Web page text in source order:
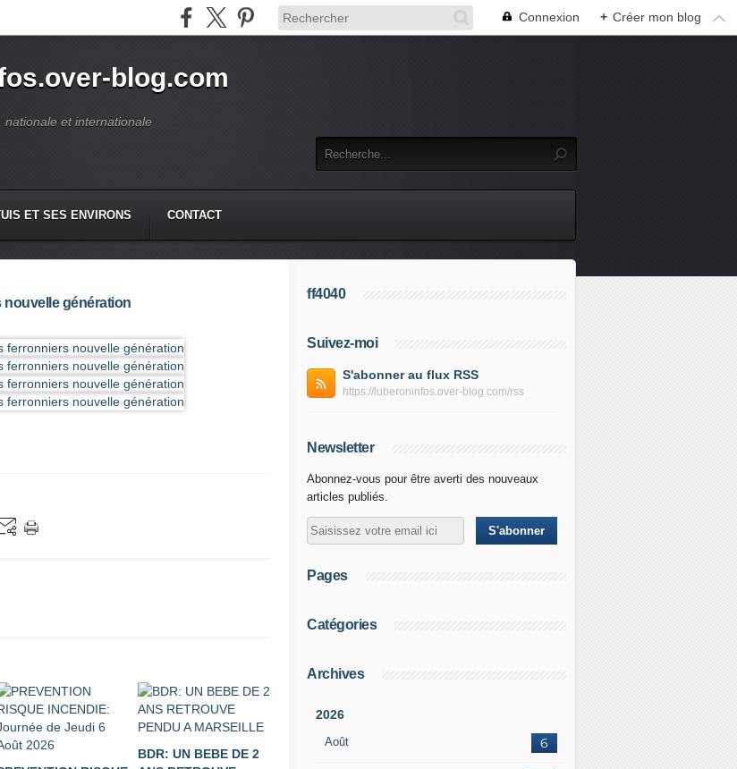
Connexion + Créer mon blog
blog.com
nationale et internationale
ET SES ENVIRONS CONTACT
nouvelle génération
BDR: UN BEBE DE 2
ff4040
Suivez-moi
S'abonner au flux RSS
https://luberoninfos.over-blog.com/rss
Newsletter
Abonnez-vous pour être averti des nouveaux
articles publiés.
Pages
Catégories
Archives
2026
Août 6